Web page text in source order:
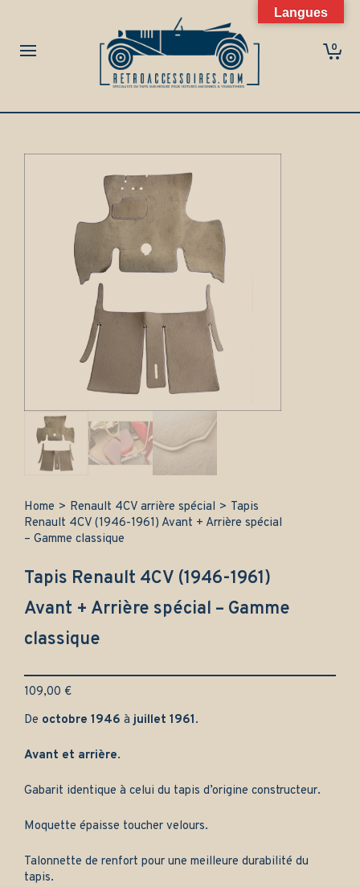
0
Home > Renault 4CV arrière spécial > Tapis
Renault 4CV (1946-1961) Avant + Arrière spécial
– Gamme classique
Tapis Renault 4CV (1946-1961)
Avant + Arrière spécial – Gamme
classique
109,00 €
De octobre 1946 à juillet 1961.
Avant et arrière.
Gabarit identique à celui du tapis d’origine constructeur.
Moquette épaisse toucher velours.
Talonnette de renfort pour une meilleure durabilité du
tapis.
Langues